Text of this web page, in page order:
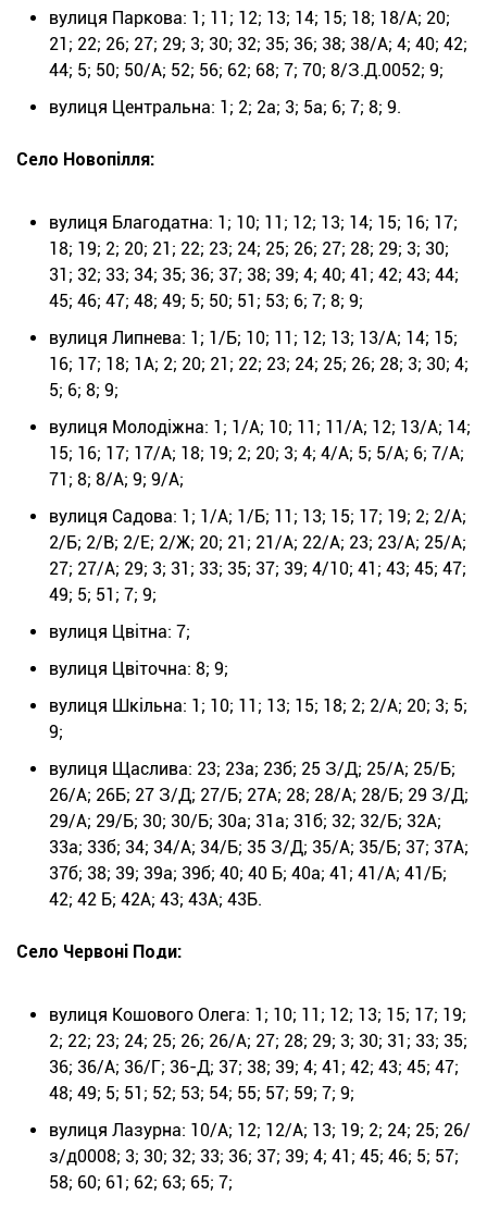
вулиця Паркова: 1; 11; 12; 13; 14; 15; 18; 18/А; 20;
21; 22; 26; 27; 29; 3; 30; 32; 35; 36; 38; 38/А; 4; 40; 42;
44; 5; 50; 50/А; 52; 56; 62; 68; 7; 70; 8/З.Д.0052; 9;
вулиця Центральна: 1; 2; 2а; 3; 5а; 6; 7; 8; 9.
Село Новопілля:
вулиця Благодатна: 1; 10; 11; 12; 13; 14; 15; 16; 17;
18; 19; 2; 20; 21; 22; 23; 24; 25; 26; 27; 28; 29; 3; 30;
31; 32; 33; 34; 35; 36; 37; 38; 39; 4; 40; 41; 42; 43; 44;
45; 46; 47; 48; 49; 5; 50; 51; 53; 6; 7; 8; 9;
вулиця Липнева: 1; 1/Б; 10; 11; 12; 13; 13/А; 14; 15;
16; 17; 18; 1А; 2; 20; 21; 22; 23; 24; 25; 26; 28; 3; 30; 4;
5; 6; 8; 9;
вулиця Молодіжна: 1; 1/А; 10; 11; 11/А; 12; 13/А; 14;
15; 16; 17; 17/А; 18; 19; 2; 20; 3; 4; 4/А; 5; 5/А; 6; 7/А;
71; 8; 8/А; 9; 9/А;
вулиця Садова: 1; 1/А; 1/Б; 11; 13; 15; 17; 19; 2; 2/А;
2/Б; 2/В; 2/Е; 2/Ж; 20; 21; 21/А; 22/А; 23; 23/А; 25/А;
27; 27/А; 29; 3; 31; 33; 35; 37; 39; 4/10; 41; 43; 45; 47;
49; 5; 51; 7; 9;
вулиця Цвітна: 7;
вулиця Цвіточна: 8; 9;
вулиця Шкільна: 1; 10; 11; 13; 15; 18; 2; 2/А; 20; 3; 5;
9;
вулиця Щаслива: 23; 23а; 23б; 25 З/Д; 25/А; 25/Б;
26/А; 26Б; 27 З/Д; 27/Б; 27А; 28; 28/А; 28/Б; 29 З/Д;
29/А; 29/Б; 30; 30/Б; 30а; 31а; 31б; 32; 32/Б; 32А;
33а; 33б; 34; 34/А; 34/Б; 35 З/Д; 35/А; 35/Б; 37; 37А;
37б; 38; 39; 39а; 39б; 40; 40 Б; 40а; 41; 41/А; 41/Б;
42; 42 Б; 42А; 43; 43А; 43Б.
Село Червоні Поди:
вулиця Кошового Олега: 1; 10; 11; 12; 13; 15; 17; 19;
2; 22; 23; 24; 25; 26; 26/А; 27; 28; 29; 3; 30; 31; 33; 35;
36; 36/А; 36/Г; 36-Д; 37; 38; 39; 4; 41; 42; 43; 45; 47;
48; 49; 5; 51; 52; 53; 54; 55; 57; 59; 7; 9;
вулиця Лазурна: 10/А; 12; 12/А; 13; 19; 2; 24; 25; 26/
з/д0008; 3; 30; 32; 33; 36; 37; 39; 4; 41; 45; 46; 5; 57;
58; 60; 61; 62; 63; 65; 7;